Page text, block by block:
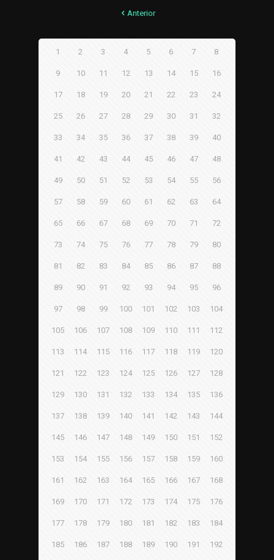
Anterior
1 2 3 4 5 6 7 8
9 10 11 12 13 14 15 16
17 18 19 20 21 22 23 24
25 26 27 28 29 30 31 32
33 34 35 36 37 38 39 40
41 42 43 44 45 46 47 48
49 50 51 52 53 54 55 56
57 58 59 60 61 62 63 64
65 66 67 68 69 70 71 72
73 74 75 76 77 78 79 80
81 82 83 84 85 86 87 88
89 90 91 92 93 94 95 96
97 98 99 100 101 102 103 104
105 106 107 108 109 110 111 112
113 114 115 116 117 118 119 120
121 122 123 124 125 126 127 128
129 130 131 132 133 134 135 136
137 138 139 140 141 142 143 144
145 146 147 148 149 150 151 152
153 154 155 156 157 158 159 160
161 162 163 164 165 166 167 168
169 170 171 172 173 174 175 176
177 178 179 180 181 182 183 184
185 186 187 188 189 190 191 192